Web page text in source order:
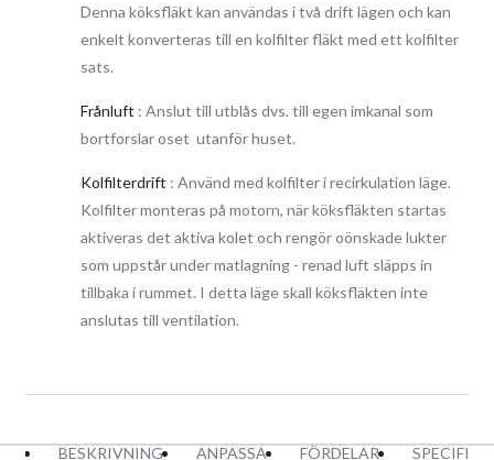
diskmaskin minst en gång i månaden för bästa filtrerings
förmåga. Köksfläktens torkas av med special anpassat medel för
rengöring av rostfria ytor. Vi rekomenderar att välja
Bekvämligheter
Köksfläkten kontrolleras med modern touch styrning på glaset.
Som tillval kan man styra köksfläkten med fjärrkontroll. Via
styrningen kan du bland annat kontrollera hastigheten på
motorn, tända och släcka belysningen och sätta köksfläkten på
eftergång läge med en 8 min timer som sköter automatisk
Denna köksfläkt kan användas i två drift lägen och kan
enkelt konverteras till en kolfilter fläkt med ett kolfilter
sats.
Frånluft : Anslut till utblås dvs. till egen imkanal som
bortforslar oset utanför huset.
Kolfilterdrift : Använd med kolfilter i recirkulation läge.
Kolfilter monteras på motorn, när köksfläkten startas
aktiveras det aktiva kolet och rengör oönskade lukter
som uppstår under matlagning - renad luft släpps in
tillbaka i rummet. I detta läge skall köksfläkten inte
anslutas till ventilation.
BESKRIVNING ANPASSA FÖRDELAR